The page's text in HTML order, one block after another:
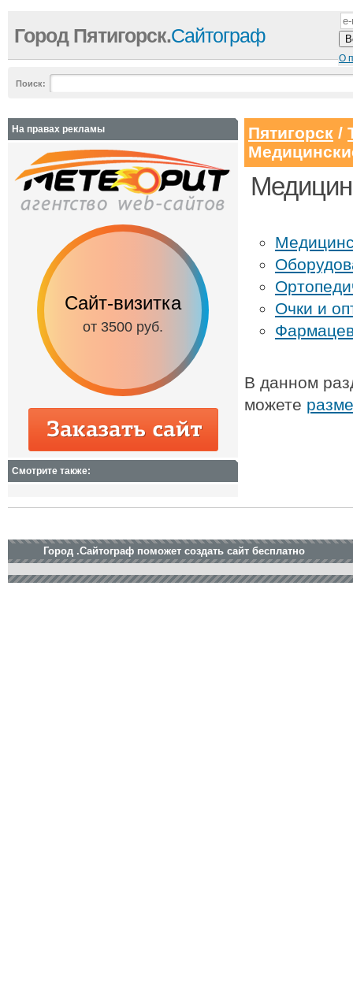
О
Город Пятигорск.Сайтограф
Поиск:
Пятигорск /
Очки и
В данном
можете
На правах рекламы
Сайт-визитка
от 3500 руб.
Сайт с
от 6500 руб.
Смотрите также:
Город .Сайтограф поможет создать сайт бесплатно